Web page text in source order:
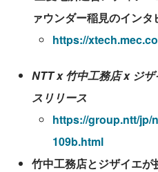
ァウンダー稲見のインタ
https://
NTT x 竹中工務店 x ジ
スリリース
https://group.ntt/jp/
109b.html
竹中工務店とジザイエ